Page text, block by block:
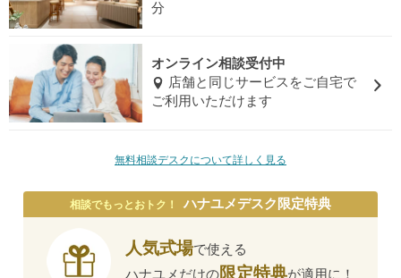
分
オンライン相談受付中
店舗と同じサービスをご自宅で
ご利用いただけます
無料相談デスクについて詳しく見る
相談でもっとおトク！ ハナユメデスク限定特典
人気式場で使える
ハナユメだけの限定特典が適用に！